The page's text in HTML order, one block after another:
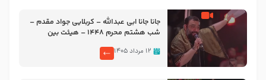
جانا جانا ابی عبدالله – کربلایی جواد مقدم –
شب هشتم محرم 1448 – هیئت بین
۱۲ مرداد ۱۴۰۵